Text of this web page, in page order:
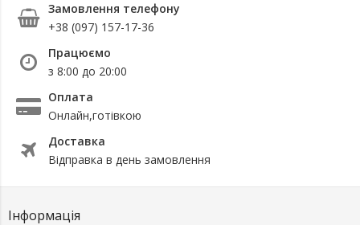
Замовлення телефону
+38 (097) 157-17-36
Працюємо
з 8:00 до 20:00
Оплата
Онлайн,готівкою
Доставка
Відправка в день замовлення
Інформація